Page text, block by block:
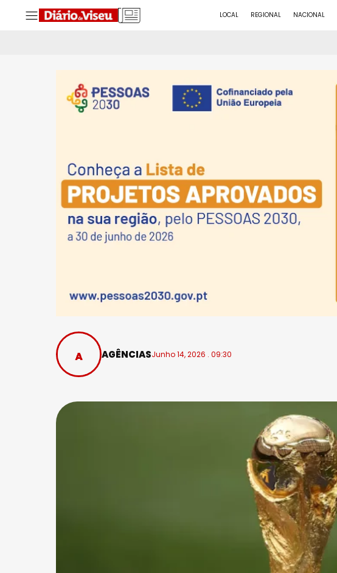
LOCAL REGIONAL NACIONAL
AGÊNCIASJunho 14, 2026 . 09:30